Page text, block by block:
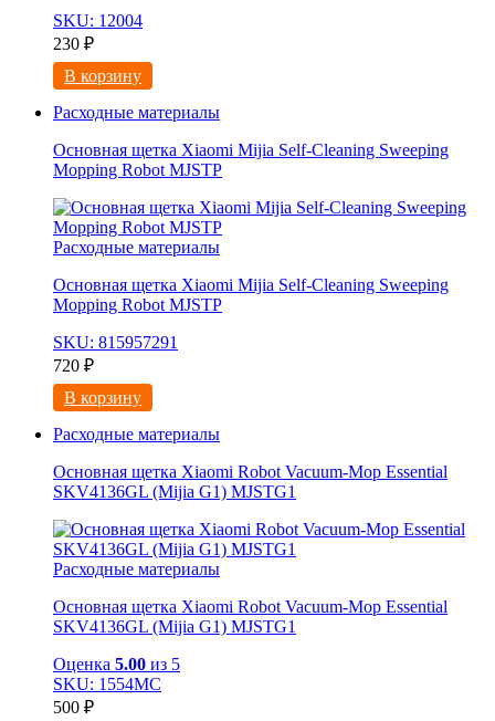
SKU: 12004
230 ₽
В корзину
Расходные материалы
Основная щетка Xiaomi Mijia Self-Cleaning Sweeping
Mopping Robot MJSTP
Расходные материалы
Основная щетка Xiaomi Mijia Self-Cleaning Sweeping
Mopping Robot MJSTP
SKU: 815957291
720 ₽
В корзину
Расходные материалы
Основная щетка Xiaomi Robot Vacuum-Mop Essential
SKV4136GL (Mijia G1) MJSTG1
Расходные материалы
Основная щетка Xiaomi Robot Vacuum-Mop Essential
SKV4136GL (Mijia G1) MJSTG1
Оценка 5.00 из 5
SKU: 1554МС
500 ₽